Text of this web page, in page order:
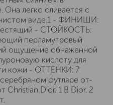
Она легко сливается с
чистом виде.1 - ФИНИШИ:
- СТОЙКОСТЬ:
перламутровый
ощущение обнаженной
кислоту для
кожи - ОТТЕНКИ: 7
футляре от-
Christian Dior. 1 В Dior. 2